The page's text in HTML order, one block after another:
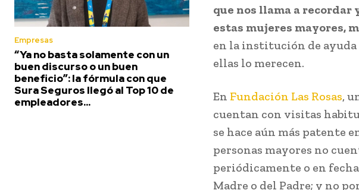
Empresas
“Ya no basta solamente con un
buen discurso o un buen
beneficio”: la fórmula con que
Sura Seguros llegó al Top 10 de
empleadores...
que nos llama a recordar
estas mujeres mayores,
en la institución de ayuda
ellas lo merecen.
En Fundación Las Rosas,
cuentan con visitas
se hace aún más patente
personas mayores no
periódicamente o en
Madre o del Padre; y no